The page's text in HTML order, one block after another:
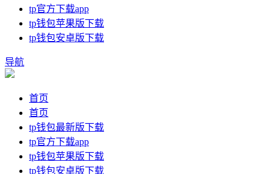
tp官方下载app
tp钱包苹果版下载
tp钱包安卓版下载
导航
首页
首页
tp钱包最新版下载
tp官方下载app
tp钱包苹果版下载
tp钱包安卓版下载